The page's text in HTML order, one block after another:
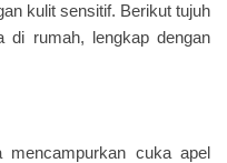
kulit sensitif. Berikut tujuh
di rumah, lengkap dengan
mencampurkan cuka apel